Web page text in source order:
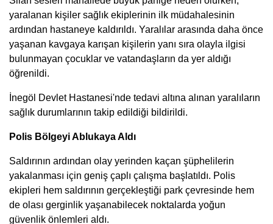
yaralanan kişiler sağlık ekiplerinin ilk müdahalesinin
ardından hastaneye kaldırıldı. Yaralılar arasında daha önce
yaşanan kavgaya karışan kişilerin yanı sıra olayla ilgisi
bulunmayan çocuklar ve vatandaşların da yer aldığı
öğrenildi.
İnegöl Devlet Hastanesi'nde tedavi altına alınan yaralıların
sağlık durumlarının takip edildiği bildirildi.
Polis Bölgeyi Ablukaya Aldı
Saldırının ardından olay yerinden kaçan şüphelilerin
yakalanması için geniş çaplı çalışma başlatıldı. Polis
ekipleri hem saldırının gerçekleştiği park çevresinde hem
de olası gerginlik yaşanabilecek noktalarda yoğun
güvenlik önlemleri aldı.